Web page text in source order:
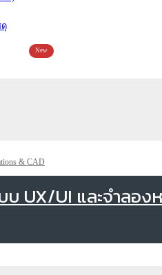
ดุ
New
& CAD
UX/UI และจำลอง